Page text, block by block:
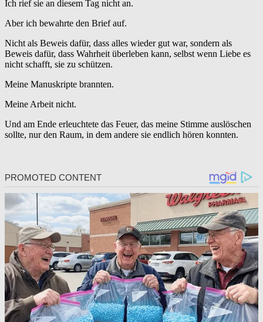
Ich rief sie an diesem Tag nicht an.
Aber ich bewahrte den Brief auf.
Nicht als Beweis dafür, dass alles wieder gut war, sondern als
Beweis dafür, dass Wahrheit überleben kann, selbst wenn Liebe es
nicht schafft, sie zu schützen.
Meine Manuskripte brannten.
Meine Arbeit nicht.
Und am Ende erleuchtete das Feuer, das meine Stimme auslöschen
sollte, nur den Raum, in dem andere sie endlich hören konnten.